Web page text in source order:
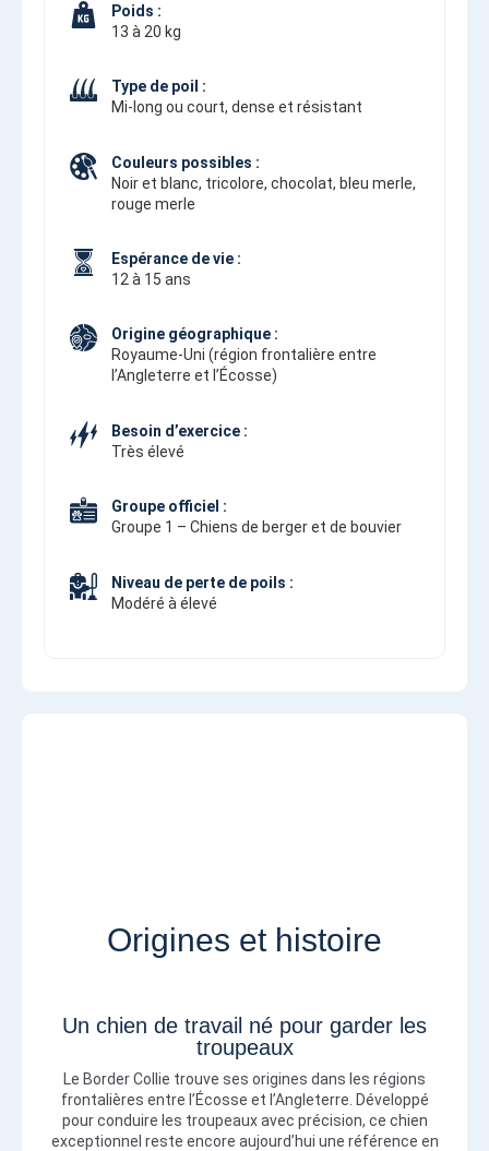
Poids :
13 à 20 kg
Type de poil :
Mi-long ou court, dense et résistant
Couleurs possibles :
Noir et blanc, tricolore, chocolat, bleu merle,
rouge merle
Espérance de vie :
12 à 15 ans
Origine géographique :
Royaume-Uni (région frontalière entre
l’Angleterre et l’Écosse)
Besoin d’exercice :
Très élevé
Groupe officiel :
Groupe 1 – Chiens de berger et de bouvier
Niveau de perte de poils :
Modéré à élevé
Origines et histoire
Un chien de travail né pour garder les
troupeaux
Le Border Collie trouve ses origines dans les régions
frontalières entre l’Écosse et l’Angleterre. Développé
pour conduire les troupeaux avec précision, ce chien
exceptionnel reste encore aujourd’hui une référence en